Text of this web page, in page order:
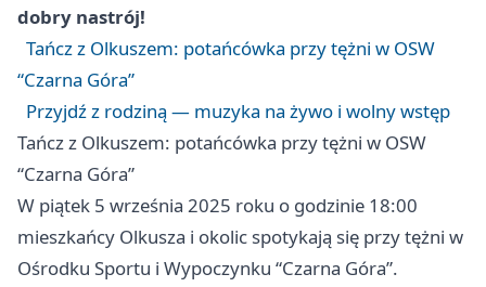
dobry nastrój!
Tańcz z Olkuszem: potańcówka przy tężni w OSW
“Czarna Góra”
Przyjdź z rodziną — muzyka na żywo i wolny wstęp
Tańcz z Olkuszem: potańcówka przy tężni w OSW
“Czarna Góra”
W piątek 5 września 2025 roku o godzinie 18:00
mieszkańcy Olkusza i okolic spotykają się przy tężni w
Ośrodku Sportu i Wypoczynku “Czarna Góra”.